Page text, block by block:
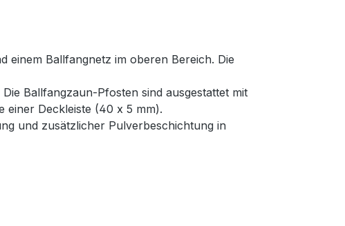
einem Ballfangnetz im oberen Bereich. Die
Ballfangzaun-Pfosten sind ausgestattet mit
einer Deckleiste (40 x 5 mm).
und zusätzlicher Pulverbeschichtung in